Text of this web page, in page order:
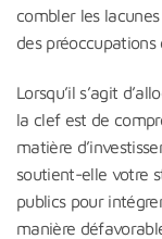
combler les
des
Lorsqu’il s’agit
la clef est de
matière
soutient-elle votre
publics pour
manière